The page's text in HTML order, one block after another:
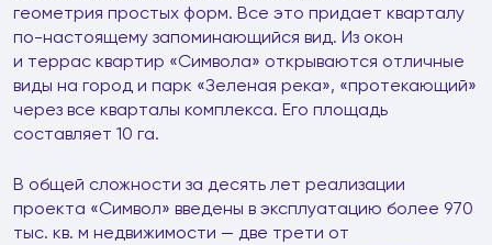
геометрия простых форм. Все это придает кварталу
по-настоящему запоминающийся вид. Из окон
и террас квартир «Символа» открываются отличные
виды на город и парк «Зеленая река», «протекающий»
через все кварталы комплекса. Его площадь
составляет 10 га.
В общей сложности за десять лет реализации
проекта «Символ» введены в эксплуатацию более 970
тыс. кв. м недвижимости — две трети от